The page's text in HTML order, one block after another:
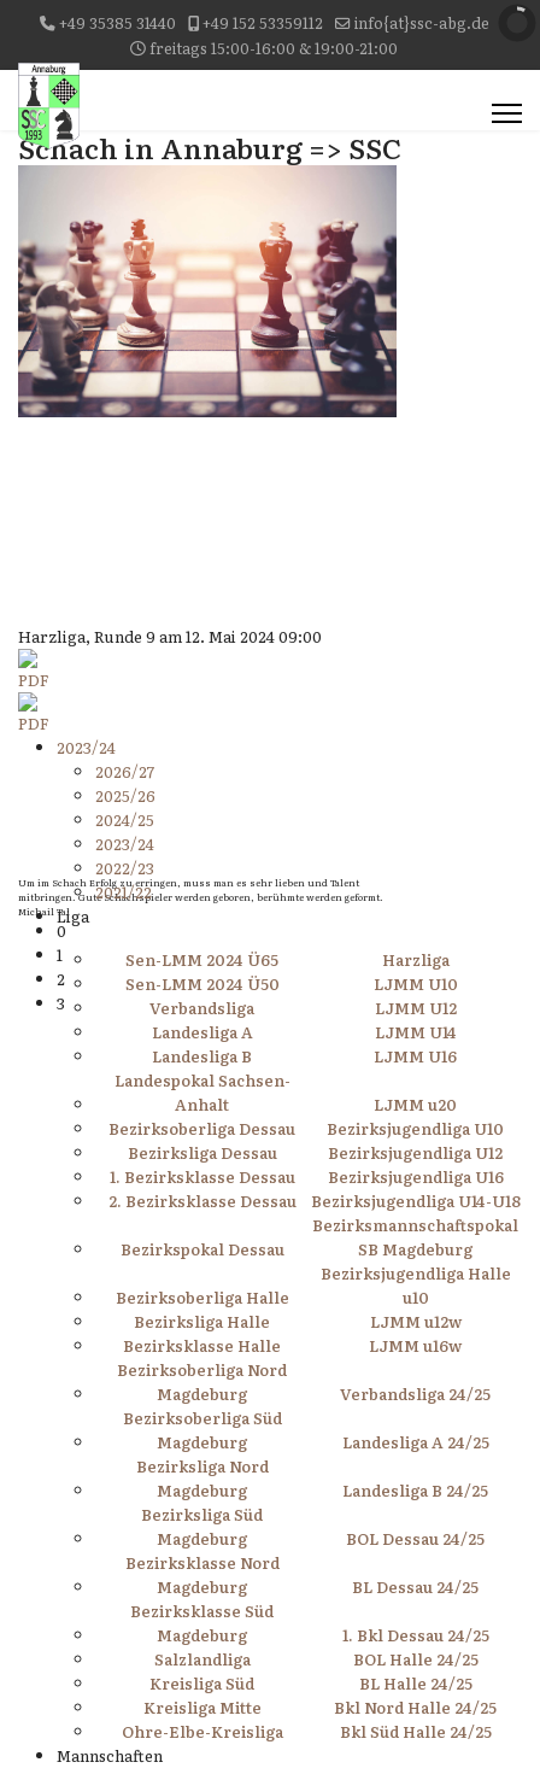
+49 35385 31440 +49 152 53359112
info{at}ssc-abg.de
freitags 15:00-16:00 & 19:00-21:00
Schach in Annaburg => SSC
Um im Schach Erfolg zu erringen, muss man es sehr lieben und Talent
mitbringen. Gute Schachspieler werden geboren, berühmte werden geformt.
Michail Tal
0
1
2
3
Harzliga, Runde 9 am 12. Mai 2024 09:00
2023/24
2026/27
2025/26
2024/25
2023/24
2022/23
2021/22
Liga
Sen-LMM 2024 Ü65
Harzliga
Sen-LMM 2024 Ü50
LJMM U10
Verbandsliga
LJMM U12
Landesliga A
LJMM U14
Landesliga B
LJMM U16
Landespokal Sachsen-
Anhalt
LJMM u20
Bezirksoberliga Dessau
Bezirksjugendliga U10
Bezirksliga Dessau
Bezirksjugendliga U12
1. Bezirksklasse Dessau
Bezirksjugendliga U16
2. Bezirksklasse Dessau
Bezirksjugendliga U14-U18
Bezirkspokal Dessau
Bezirksmannschaftspokal
SB Magdeburg
Bezirksoberliga Halle
Bezirksjugendliga Halle
u10
Bezirksliga Halle
LJMM u12w
Bezirksklasse Halle
LJMM u16w
Bezirksoberliga Nord
Magdeburg
Verbandsliga 24/25
Bezirksoberliga Süd
Magdeburg
Landesliga A 24/25
Bezirksliga Nord
Magdeburg
Landesliga B 24/25
Bezirksliga Süd
Magdeburg
BOL Dessau 24/25
Bezirksklasse Nord
Magdeburg
BL Dessau 24/25
Bezirksklasse Süd
Magdeburg
1. Bkl Dessau 24/25
Salzlandliga
BOL Halle 24/25
Kreisliga Süd
BL Halle 24/25
Kreisliga Mitte
Bkl Nord Halle 24/25
Ohre-Elbe-Kreisliga
Bkl Süd Halle 24/25
Mannschaften